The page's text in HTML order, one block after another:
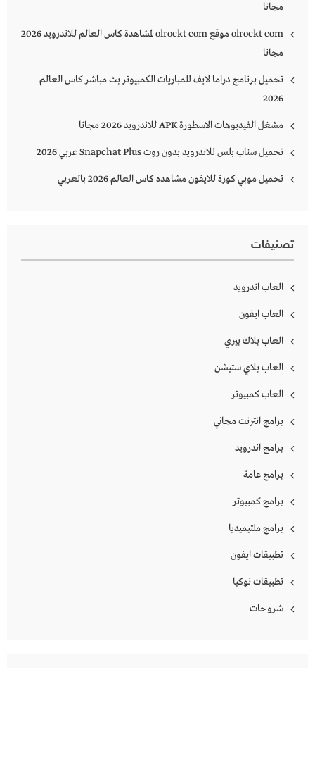
مجانا
olrockt com موقع olrockt com لمشاهدة كاس العالم للاندرويد 2026
مجانا
تحميل برنامج دراما لايف للمباريات الكمبيوتر بث مباشر كاس العالم
2026
مشغل الفيديوهات الاسطورة APK للاندرويد 2026 مجانا
تحميل سناب بلس للاندرويد بدون روت Snapchat Plus‏ عربي 2026
تحميل موبي كورة للايفون مشاهده كاس العالم 2026 بالعربي
تصنيفات
العاب اندرويد
العاب ايفون
العاب بلاك بيري
العاب بلاي ستيشن
العاب كمبيوتر
برامج انترنت مجاني
برامج اندرويد
برامج عامة
برامج كمبيوتر
برامج ملتيميديا
تطبيقات ايفون
تطبيقات نوكيا
شروحات